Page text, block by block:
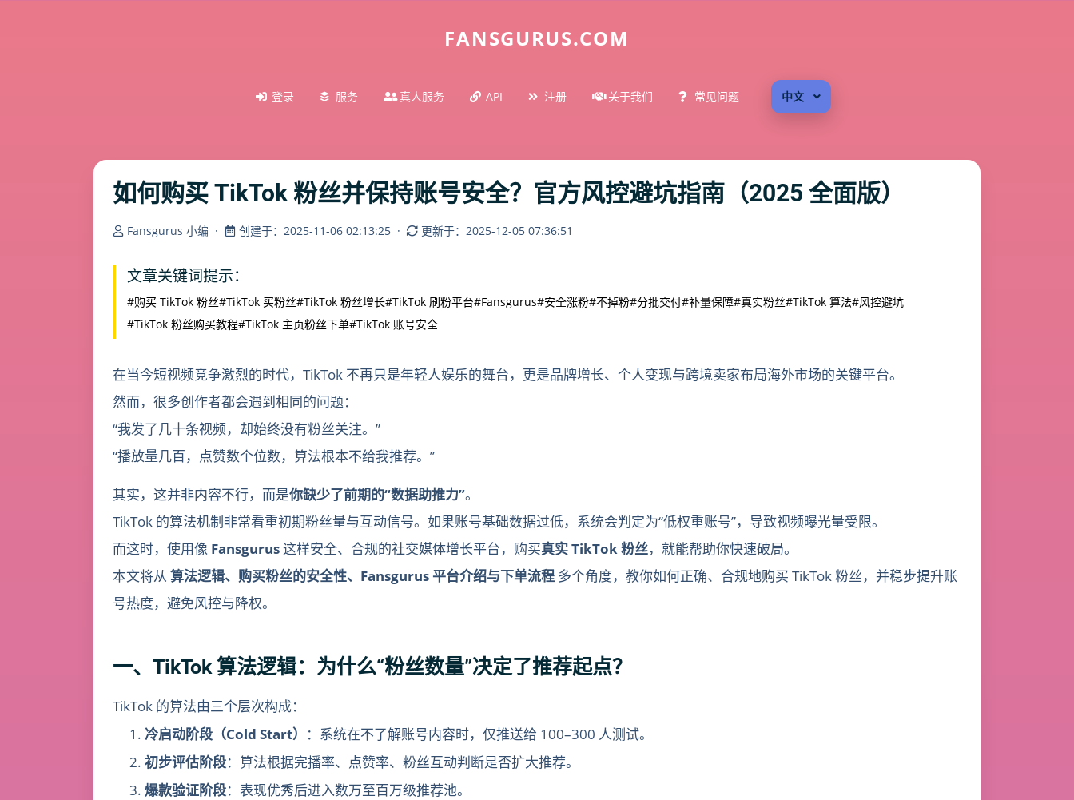
FANSGURUS.COM
登录 服务 真人服务 API 注册 关于我们 常见问题 中文
如何购买 TikTok 粉丝并保持账号安全？官方风控避坑指南（2025 全面版）
Fansgurus 小编 · 创建于：2025-11-06 02:13:25 · 更新于：2025-12-05 07:36:51
文章关键词提示：
#购买 TikTok 粉丝#TikTok 买粉丝#TikTok 粉丝增长#TikTok 刷粉平台#Fansgurus#安全涨粉#不掉粉#分批交付#补量保障#真实粉丝#TikTok 算法#风控避坑
#TikTok 粉丝购买教程#TikTok 主页粉丝下单#TikTok 账号安全
在当今短视频竞争激烈的时代，TikTok 不再只是年轻人娱乐的舞台，更是品牌增长、个人变现与跨境卖家布局海外市场的关键平台。
然而，很多创作者都会遇到相同的问题：
“我发了几十条视频，却始终没有粉丝关注。”
“播放量几百，点赞数个位数，算法根本不给我推荐。”
其实，这并非内容不行，而是你缺少了前期的“数据助推力”。
TikTok 的算法机制非常看重初期粉丝量与互动信号。如果账号基础数据过低，系统会判定为“低权重账号”，导致视频曝光量受限。
而这时，使用像 Fansgurus这样安全、合规的社交媒体增长平台，购买真实 TikTok 粉丝，就能帮助你快速破局。
本文将从 算法逻辑、购买粉丝的安全性、Fansgurus 平台介绍与下单流程 多个角度，教你如何正确、合规地购买 TikTok 粉丝，并稳步提升账
号热度，避免风控与降权。
一、TikTok 算法逻辑：为什么“粉丝数量”决定了推荐起点？
TikTok 的算法由三个层次构成：
冷启动阶段（Cold Start）
：系统在不了解账号内容时，仅推送给 100–300 人测试。
初步评估阶段：算法根据完播率、点赞率、粉丝互动判断是否扩大推荐。
爆款验证阶段：表现优秀后进入数万至百万级推荐池。